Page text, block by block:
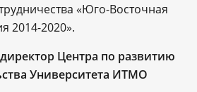
«Юго-Восточная
2014-2020».
Центра по развитию
Университета ИТМО